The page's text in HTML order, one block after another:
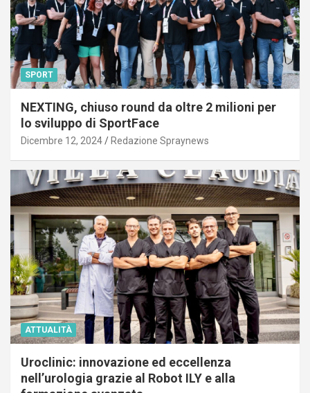
SPORT
NEXTING, chiuso round da oltre 2 milioni per
lo sviluppo di SportFace
Dicembre 12, 2024 Redazione Spraynews
ATTUALITÀ
Uroclinic: innovazione ed eccellenza
nell’urologia grazie al Robot ILY e alla